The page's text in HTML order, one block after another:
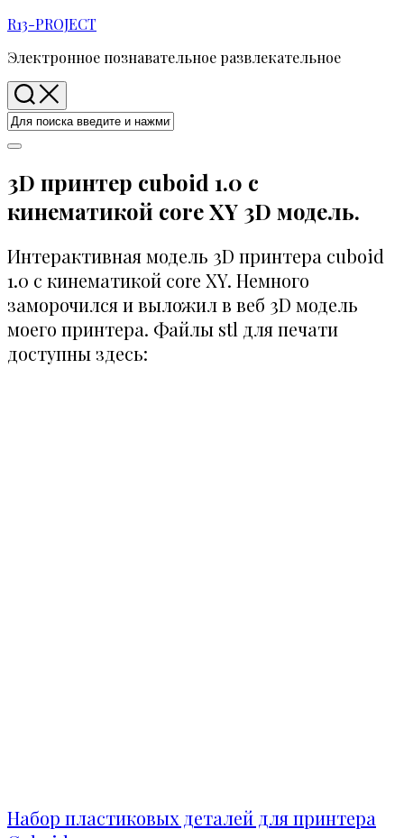
Перейти
содержанию
R13-PROJECT
Электронное познавательное развлекательное
3D принтер cuboid 1.0 с
кинематикой core XY 3D модель.
Интерактивная модель 3D принтера cuboid
1.0 с кинематикой core XY. Немного
заморочился и выложил в веб 3D модель
моего принтера. Файлы stl для печати
доступны здесь:
Набор пластиковых деталей для принтера